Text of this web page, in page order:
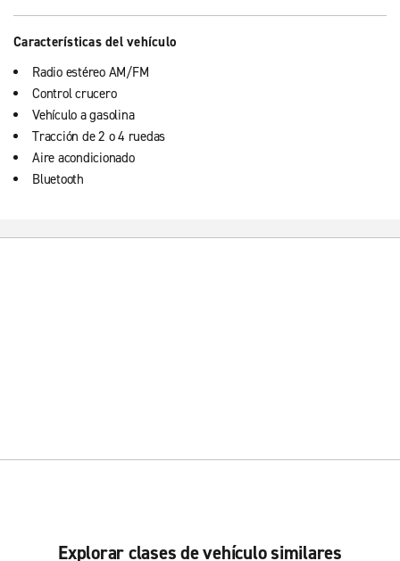
Características del vehículo
Radio estéreo AM/FM
Control crucero
Vehículo a gasolina
Tracción de 2 o 4 ruedas
Aire acondicionado
Bluetooth
Explorar clases de vehículo similares